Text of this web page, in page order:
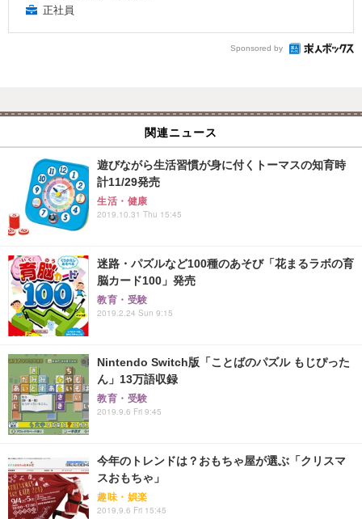
正社員
Sponsored by
関連ニュース
遊びながら生活習慣が身に付くトーマスの知育時
計11/29発売
生活・健康
2019.10.31 Thu 15:45
迷路・パズルなど100種のあそび「花まるラボの育
脳カード100」発売
教育・受験
2019.2.24 Sun 9:15
Nintendo Switch版「ことばのパズル もじぴった
ん」13万語収録
教育・受験
2019.9.6 Fri 9:45
今年のトレンドは？おもちゃ屋が選ぶ「クリスマ
スおもちゃ」
趣味・娯楽
2019.9.6 Fri 15:45